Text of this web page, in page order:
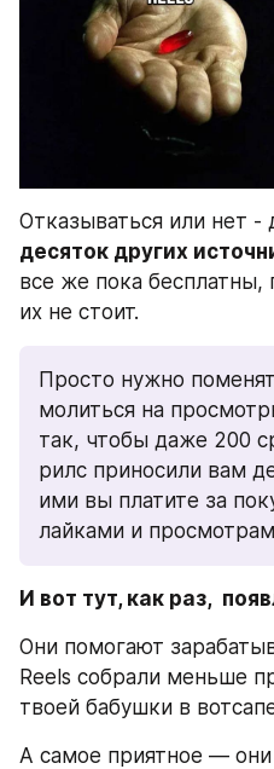
Отказываться или нет -
десяток других
все же пока бесплатны,
их не стоит.
Просто нужно
молиться на
так, чтобы даже 200
рилс приносили вам
ими вы платите за
лайками и
И вот тут, как раз,
Они помогают
Reels собрали меньше
твоей бабушки в
А самое приятное —